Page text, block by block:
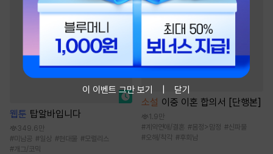
웹툰 탑알바입니다
349.6만
#미남공 #일상 #현대물 #모럴리스
# 개그/코믹
소설 이중 이혼 합의서 [단행본]
1.9만
#계약연애/결혼 #몸정>맘정 #신파물
#오해/착각 #후회남
이 이벤트 그만 보기 닫기